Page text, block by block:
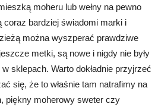
moheru lub wełny na pewno
coraz bardziej świadomi marki i
można wyszperać prawdziwe
metki, są nowe i nigdy nie były
sklepach. Warto dokładnie przyjrzeć
się, że to właśnie tam natrafimy na
piękny moherowy sweter czy